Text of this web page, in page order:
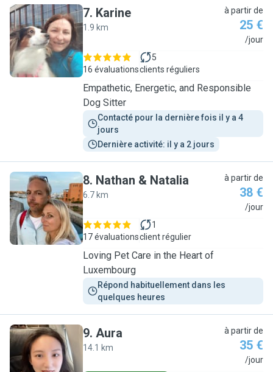
K
7. Karine
1.9 km
à partir de
25 €
/jour
16 évaluations
5
clients réguliers
Empathetic, Energetic, and Responsible
Dog Sitter
Contacté pour la dernière fois il y a 4
jours
Dernière activité: il y a 2 jours
N
8. Nathan & Natalia
6.7 km
à partir de
38 €
/jour
17 évaluations
1
client régulier
Loving Pet Care in the Heart of
Luxembourg
Répond habituellement dans les
quelques heures
A
9. Aura
14.1 km
à partir de
35 €
/jour